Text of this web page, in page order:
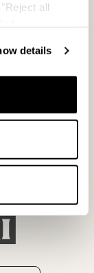
all
details